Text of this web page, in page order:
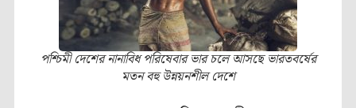
পশ্চিমী দেশের নানাবিধ পরিষেবার ভার চলে আসছে ভারতবর্ষের
মতন বহু উন্নয়নশীল দেশে